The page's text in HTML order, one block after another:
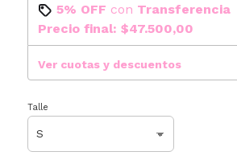
5% OFF con Transferencia
Precio final: $47.500,00
Ver cuotas y descuentos
Talle